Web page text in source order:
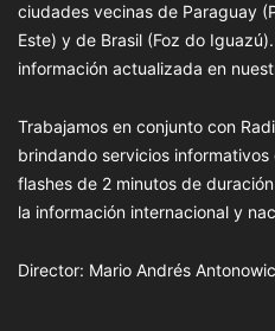
ciudades vecinas de Paraguay
Este) y de Brasil (Foz do
información actualizada en
Trabajamos en conjunto con
brindando servicios
flashes de 2 minutos de
la información internacional y
Director: Mario Andrés